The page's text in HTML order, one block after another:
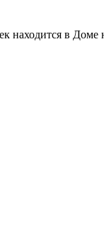
находится в Доме